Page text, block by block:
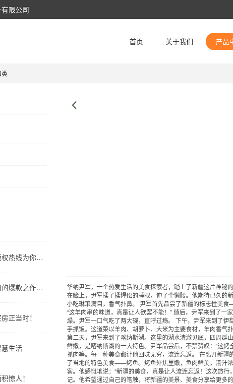
限公司
首页 关于我们 产品
类
爆款音乐版权，华纳音乐版权热线为你服务！
华纳金牌歌手，实力唱将们的爆款之作大公开！
正当时！
生活
惊人！
华纳尹军，一个热爱生活的美食探索者，踏上了新疆这片神秘
在脸上，尹军揉了揉惺忪的睡眼，伸了个懒腰。他期待已久的
小吃琳琅满目，香气扑鼻。 尹军首先品尝了新疆的标志性美
“这羊肉串的味道，真是让人欲罢不能！” 随后，尹军来到了
燥。尹军一口气吃了两大碗，直呼过瘾。 下午，尹军来到了
手抓饭。这道菜以羊肉、胡萝卜、大米为主要食材，羊肉香气
第二天，尹军来到了喀纳斯湖。这里的湖水清澈见底，四周
鲜嫩，是喀纳斯湖的一大特色。尹军品尝后，不禁赞叹：“这
抓肉等。每一种美食都让他回味无穷，流连忘返。 在离开新
了当地的特色美食——烤鱼。烤鱼外焦里嫩，鱼肉鲜美，汤汁
客。他感慨地说：“新疆的美食，真是让人流连忘返！这次旅
记。他希望通过自己的笔触，将新疆的美景、美食分享给更多